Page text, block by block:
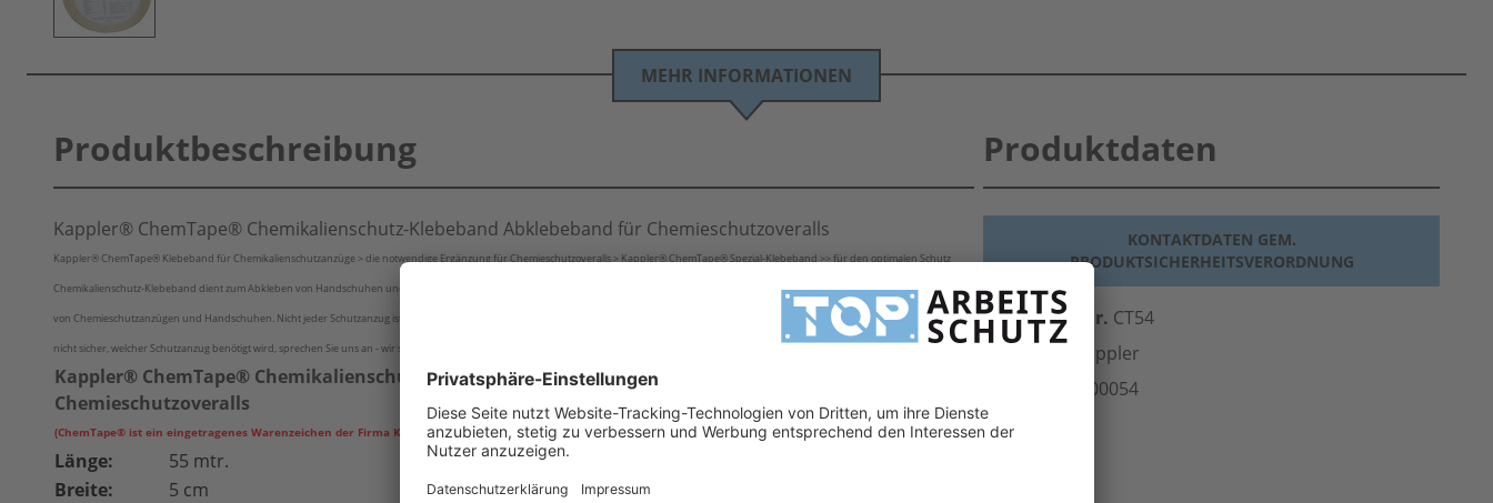
MEHR INFORMATIONEN
Produktbeschreibung
Kappler® ChemTape® Chemikalienschutz-Klebeband Abklebeband für Chemieschutzoveralls
Kappler® ChemTape® Klebeband für Chemikalienschutzanzüge > die notwendige Ergänzung für Chemieschutzoveralls > Kappler® ChemTape® Spezial-Klebeband >> für den optimalen Schutz
Chemikalienschutz-Klebeband dient zum Abkleben von Handschuhen und Overalls , um gegen mögliche Leckagen abzudichten. Kappler® ChemTape® ist die notwendige Ergänzung beim Einsatz
von Chemieschutzanzügen und Handschuhen. Nicht jeder Schutzanzug ist für den Umgang mit jeder Chemikalie geeignet - bitte achten Sie hier sorgfältig auf die richtige Produktwahl. Sind Sie sich
nicht sicher, welcher Schutzanzug benötigt wird, sprechen Sie uns an - wir stehen Ihnen zur Beratung gerne zur Verfügung
Kappler® ChemTape® Chemikalienschutz-Klebeband Abklebeband für
Chemieschutzoveralls
(ChemTape® ist ein eingetragenes Warenzeichen der Firma Kappler®Inc.)
Länge:
55 mtr.
Breite:
5 cm
Produktdaten
KONTAKTDATEN GEM.
PRODUKTSICHERHEITSVERORDNUNG
Herst.-Art.-Nr. CT54
Kappler
304.00054
Einheit